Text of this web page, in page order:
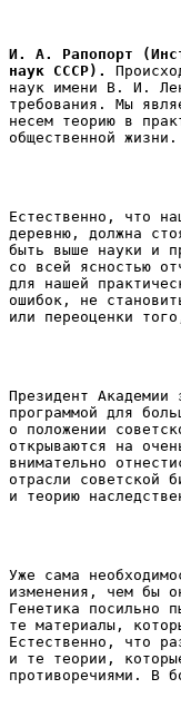
И. А. Рапопорт
наук СССР).
наук имени В. И.
требования. Мы
несем теорию в
общественной жизни.
Естественно, что
деревню, должна
быть выше науки и
со всей ясностью
для нашей
ошибок, не
или переоценки
Президент
программой для
о положении
открываются на
внимательно
отрасли советской
и теорию
Уже сама
изменения, чем бы
Генетика посильно
те материалы,
Естественно, что
и те теории,
противоречиями. В